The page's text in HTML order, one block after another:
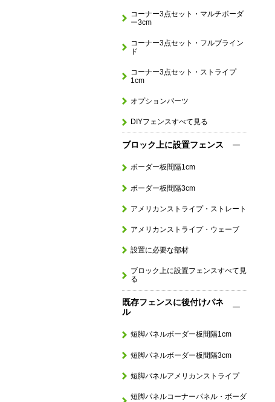
コーナー3点セット・マルチボーダ
ー3cm
コーナー3点セット・フルブライン
ド
コーナー3点セット・ストライプ
1cm
オプションパーツ
DIYフェンスすべて見る
ブロック上に設置フェンス
ボーダー板間隔1cm
ボーダー板間隔3cm
アメリカンストライプ・ストレート
アメリカンストライプ・ウェーブ
設置に必要な部材
ブロック上に設置フェンスすべて見
る
既存フェンスに後付けパネ
ル
短脚パネルボーダー板間隔1cm
短脚パネルボーダー板間隔3cm
短脚パネルアメリカンストライプ
短脚パネルコーナーパネル・ボーダ